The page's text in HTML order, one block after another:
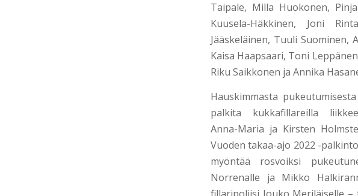
Taipale, Milla Huokonen,
Kuusela-Häkkinen, Joni
Jääskeläinen, Tuuli Suominen,
Kaisa Haapsaari, Toni
Riku Saikkonen ja Annika
Hauskimmasta
palkita kukkafillareilla
Anna-Maria ja Kirsten
Vuoden takaa-ajo 2022 -
myöntää rosvoiksi
Norrenalle ja Mikko